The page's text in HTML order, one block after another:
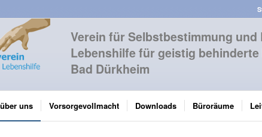
Verein für Selbstbestimmung
Lebenshilfe für geistig behinderte
Bad Dürkheim
uns Vorsorgevollmacht Downloads Büroräume